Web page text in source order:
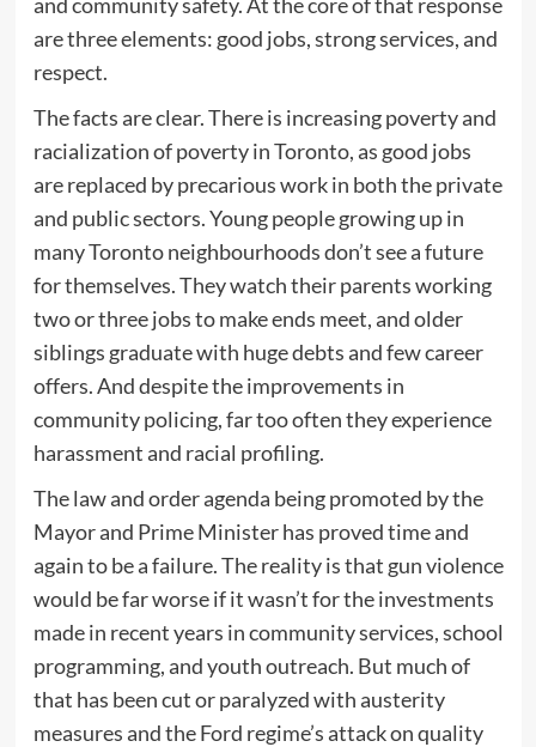
are three elements: good jobs, strong services, and
respect.
The facts are clear. There is increasing poverty and
racialization of poverty in Toronto, as good jobs
are replaced by precarious work in both the private
and public sectors. Young people growing up in
many Toronto neighbourhoods don’t see a future
for themselves. They watch their parents working
two or three jobs to make ends meet, and older
siblings graduate with huge debts and few career
offers. And despite the improvements in
community policing, far too often they experience
harassment and racial profiling.
The law and order agenda being promoted by the
Mayor and Prime Minister has proved time and
again to be a failure. The reality is that gun violence
would be far worse if it wasn’t for the investments
made in recent years in community services, school
programming, and youth outreach. But much of
that has been cut or paralyzed with austerity
measures and the Ford regime’s attack on quality